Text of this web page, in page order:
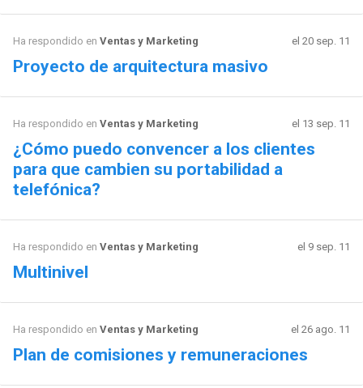
Ha respondido en Ventas y Marketing el 20 sep. 11
Proyecto de arquitectura masivo
Ha respondido en Ventas y Marketing el 13 sep. 11
¿Cómo puedo convencer a los clientes
para que cambien su portabilidad a
telefónica?
Ha respondido en Ventas y Marketing el 9 sep. 11
Multinivel
Ha respondido en Ventas y Marketing el 26 ago. 11
Plan de comisiones y remuneraciones